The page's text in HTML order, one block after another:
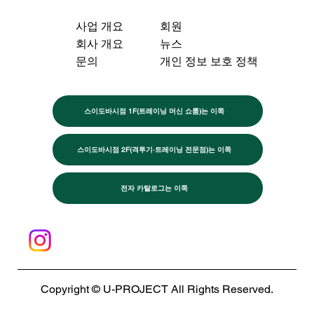
스이도바시점 1F(트레이닝 머신 쇼룸)는 이쪽
스이도바시점 2F(격투기·트레이닝 전문점)는 이쪽
전자 카탈로그는 이쪽
사업 개요
회원
회사 개요
뉴스
문의
개인 정보 보호 정책
Copyright © U-PROJECT All Rights Reserved.